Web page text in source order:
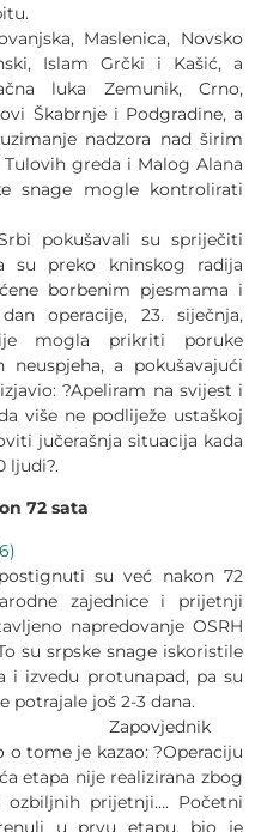
Maslenica, Novsko
Islam Grčki i Kašić, a
luka Zemunik, Crno,
Škabrnje i Podgradine, a
nadzora nad širim
greda i Malog Alana
snage mogle kontrolirati
pokušavali su spriječiti
su preko kninskog radija
borbenim pjesmama i
operacije, 23. siječnja,
mogla prikriti poruke
a pokušavajući
?Apeliram na svijest i
više ne podliježe ustaškoj
jučerašnja situacija kada
ljudi?.
72 sata
su već nakon 72
zajednice i prijetnji
napredovanje OSRH
su srpske snage iskoristile
i izvedu protunapad, pa su
potrajale još 2-3 dana.
Zapovjednik
tome je kazao: ?Operaciju
etapa nije realizirana zbog
prijetnji…. Početni
u prvu etapu, bio je